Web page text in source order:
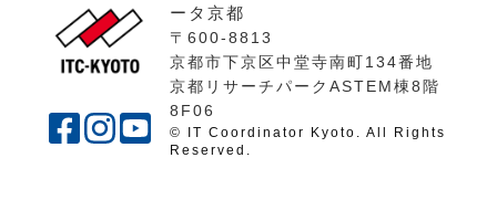
ータ京都
〒600-8813
京都市下京区中堂寺南町134番地
京都リサーチパークASTEM棟8階
8F06
© IT Coordinator Kyoto. All Rights
Reserved.